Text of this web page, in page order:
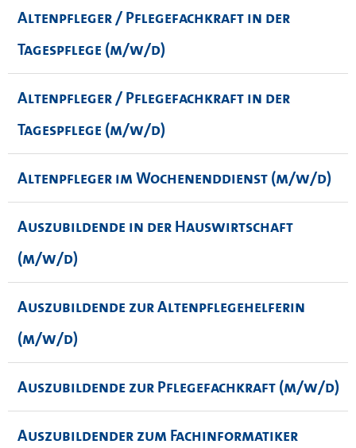
Altenpfleger / Pflegefachkraft in der
Tagespflege (m/w/d)
Altenpfleger / Pflegefachkraft in der
Tagespflege (m/w/d)
Altenpfleger im Wochenenddienst (m/w/d)
Auszubildende in der Hauswirtschaft
(m/w/d)
Auszubildende zur Altenpflegehelferin
(m/w/d)
Auszubildende zur Pflegefachkraft (m/w/d)
Auszubildender zum Fachinformatiker